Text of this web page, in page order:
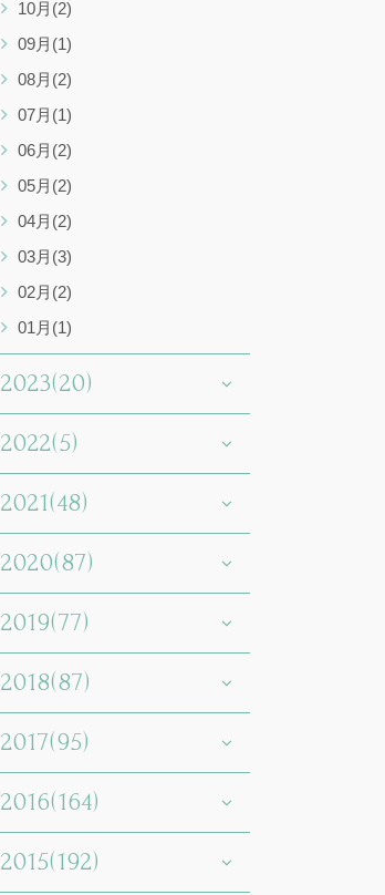
10月(2)
09月(1)
08月(2)
07月(1)
06月(2)
05月(2)
04月(2)
03月(3)
02月(2)
01月(1)
2023(20)
2022(5)
2021(48)
2020(87)
2019(77)
2018(87)
2017(95)
2016(164)
2015(192)